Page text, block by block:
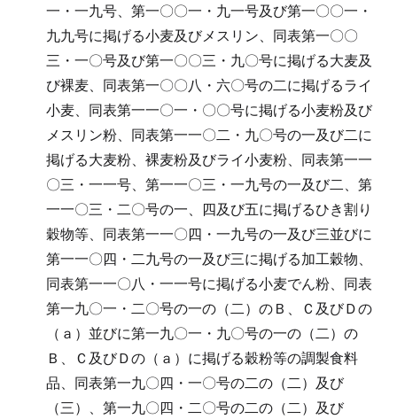
一・一九号、第一〇〇一・九一号及び第一〇〇一・
九九号に掲げる小麦及びメスリン、同表第一〇〇
三・一〇号及び第一〇〇三・九〇号に掲げる大麦及
び裸麦、同表第一〇〇八・六〇号の二に掲げるライ
小麦、同表第一一〇一・〇〇号に掲げる小麦粉及び
メスリン粉、同表第一一〇二・九〇号の一及び二に
掲げる大麦粉、裸麦粉及びライ小麦粉、同表第一一
〇三・一一号、第一一〇三・一九号の一及び二、第
一一〇三・二〇号の一、四及び五に掲げるひき割り
穀物等、同表第一一〇四・一九号の一及び三並びに
第一一〇四・二九号の一及び三に掲げる加工穀物、
同表第一一〇八・一一号に掲げる小麦でん粉、同表
第一九〇一・二〇号の一の（二）のＢ、Ｃ及びＤの
（ａ）並びに第一九〇一・九〇号の一の（二）の
Ｂ、Ｃ及びＤの（ａ）に掲げる穀粉等の調製食料
品、同表第一九〇四・一〇号の二の（二）及び
（三）、第一九〇四・二〇号の二の（二）及び